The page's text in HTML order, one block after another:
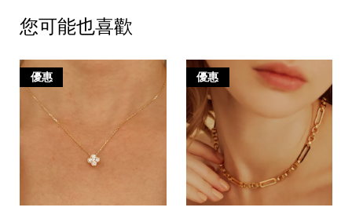
您可能也喜歡
優惠 優惠